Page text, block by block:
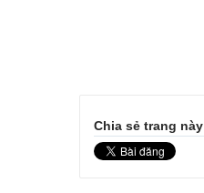
Chia sẻ trang này